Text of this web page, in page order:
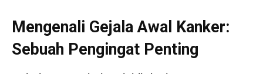
Mengenali Gejala Awal Kanker:
Sebuah Pengingat Penting